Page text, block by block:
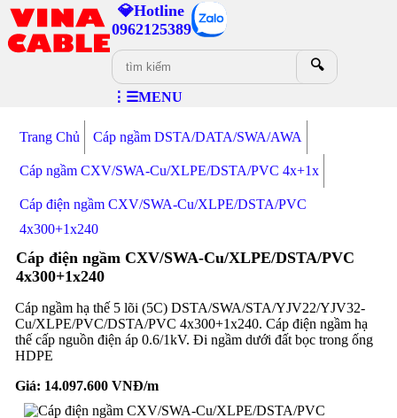
💎Hotline
0962125389
🔍
⋮☰MENU
Trang Chủ Cáp ngầm DSTA/DATA/SWA/AWA
Cáp ngầm CXV/SWA-Cu/XLPE/DSTA/PVC 4x+1x
Cáp điện ngầm CXV/SWA-Cu/XLPE/DSTA/PVC
4x300+1x240
Cáp điện ngầm CXV/SWA-Cu/XLPE/DSTA/PVC
4x300+1x240
Cáp ngầm hạ thế 5 lõi (5C) DSTA/SWA/STA/YJV22/YJV32-
Cu/XLPE/PVC/DSTA/PVC 4x300+1x240. Cáp điện ngầm hạ
thế cấp nguồn điện áp 0.6/1kV. Đi ngầm dưới đất bọc trong ống
HDPE
Giá: 14.097.600VNĐ/m